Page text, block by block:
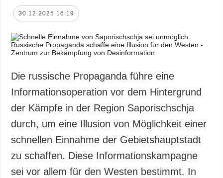
30.12.2025 16:19
Die russische Propaganda führe eine
Informationsoperation vor dem Hintergrund
der Kämpfe in der Region Saporischschja
durch, um eine Illusion von Möglichkeit einer
schnellen Einnahme der Gebietshauptstadt
zu schaffen. Diese Informationskampagne
sei vor allem für den Westen bestimmt. In